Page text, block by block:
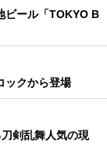
ビール「TOKYO B
ックから登場
剣乱舞人気の現